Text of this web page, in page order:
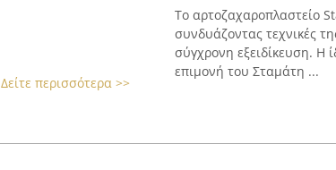
Δείτε περισσότερα >>
Το αρτοζαχαροπλαστείο
συνδυάζοντας τεχνικές
σύγχρονη εξειδίκευση. Η
επιμονή του Σταμάτη ...